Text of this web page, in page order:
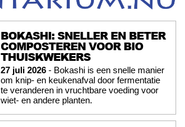
BOKASHI: SNELLER EN BETER
COMPOSTEREN VOOR BIO
THUISKWEKERS
27 juli 2026 - Bokashi is een snelle manier
om knip- en keukenafval door fermentatie
te veranderen in vruchtbare voeding voor
wiet- en andere planten.